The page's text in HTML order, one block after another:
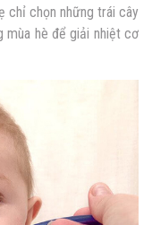
chỉ chọn những trái cây
hè để giải nhiệt cơ